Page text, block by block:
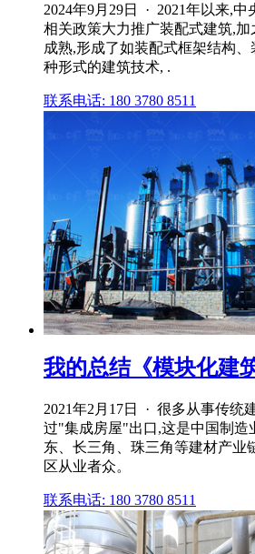
2024年9月29日 · 2021年以来,
相关政策大力推广装配式建筑,
成熟,形成了如装配式框架结构
种形式的建筑技术, .
联系电话: 180 3780 8511
我的总结《模块化建
2021年2月17日 · 很多从事传统
过"集成房屋"出口,这是中国制造
东、长三角、珠三角等建材产业
区从业者众。
联系电话: 180 3780 8511